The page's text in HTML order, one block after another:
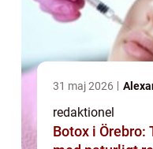
31 maj 2026
redaktionel
Botox i Örebro: